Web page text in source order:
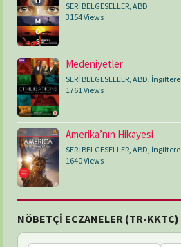
SERİ BELGESELLER ABD
3154 Views
Medeniyetler
SERİ BELGESELLER ABD İngiltere
1761 Views
Amerika’nın Hikayesi
SERİ BELGESELLER ABD İngiltere
1640 Views
NÖBETÇİ ECZANELER (TR-KKTC)